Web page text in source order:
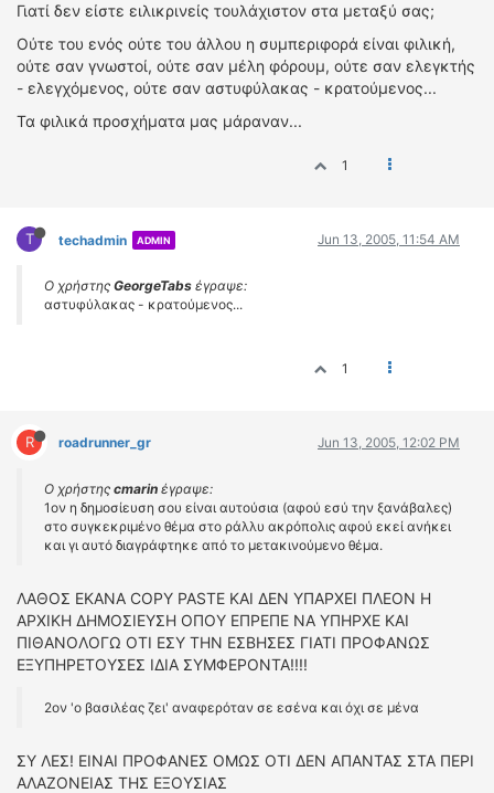
Γιατί δεν είστε ειλικρινείς τουλάχιστον στα μεταξύ σας;
Ούτε του ενός ούτε του άλλου η συμπεριφορά είναι φιλική,
ούτε σαν γνωστοί, ούτε σαν μέλη φόρουμ, ούτε σαν ελεγκτής
- ελεγχόμενος, ούτε σαν αστυφύλακας - κρατούμενος...
Τα φιλικά προσχήματα μας μάραναν...
1
T techadmin ADMIN Jun 13, 2005, 11:54 AM
Ο χρήστης GeorgeTabs έγραψε:
αστυφύλακας - κρατούμενος...
1
R roadrunner_gr Jun 13, 2005, 12:02 PM
Ο χρήστης cmarin έγραψε:
1ον η δημοσίευση σου είναι αυτούσια (αφού εσύ την ξανάβαλες)
στο συγκεκριμένο θέμα στο ράλλυ ακρόπολις αφού εκεί ανήκει
και γι αυτό διαγράφτηκε από το μετακινούμενο θέμα.
ΛΑΘΟΣ ΕΚΑΝΑ COPY PASTE ΚΑΙ ΔΕΝ ΥΠΑΡΧΕΙ ΠΛΕΟΝ Η
ΑΡΧΙΚΗ ΔΗΜΟΣΙΕΥΣΗ ΟΠΟΥ ΕΠΡΕΠΕ ΝΑ ΥΠΗΡΧΕ ΚΑΙ
ΠΙΘΑΝΟΛΟΓΩ ΟΤΙ ΕΣΥ ΤΗΝ ΕΣΒΗΣΕΣ ΓΙΑΤΙ ΠΡΟΦΑΝΩΣ
ΕΞΥΠΗΡΕΤΟΥΣΕΣ ΙΔΙΑ ΣΥΜΦΕΡΟΝΤΑ!!!!
2ον 'ο βασιλέας ζει' αναφερόταν σε εσένα και όχι σε μένα
ΣΥ ΛΕΣ! ΕΙΝΑΙ ΠΡΟΦΑΝΕΣ ΟΜΩΣ ΟΤΙ ΔΕΝ ΑΠΑΝΤΑΣ ΣΤΑ ΠΕΡΙ
ΑΛΑΖΟΝΕΙΑΣ ΤΗΣ ΕΞΟΥΣΙΑΣ